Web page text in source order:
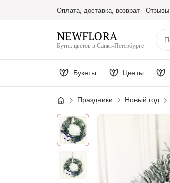
Оплата, доставка, возврат Отзывы
Бутик цветов в Санкт-Петербурге
Букеты Цветы
Праздники Новый год